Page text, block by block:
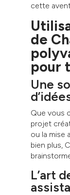
cette
de
pour
Une
Que vous
projet
ou la mise
bien plus,
L’art